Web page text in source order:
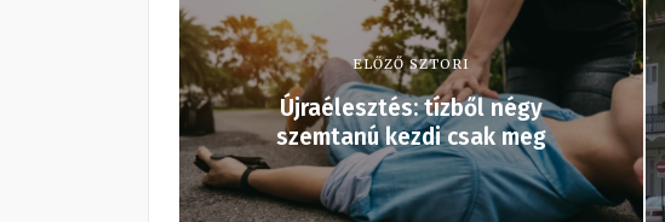
ELŐZŐ SZTORI
Újraélesztés: tízből négy
szemtanú kezdi csak meg